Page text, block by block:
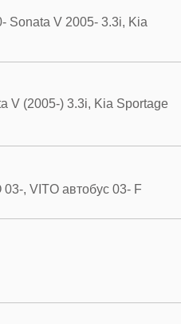
Sonata V 2005- 3.3i, Kia
V (2005-) 3.3i, Kia Sportage
, VITO автобус 03- F